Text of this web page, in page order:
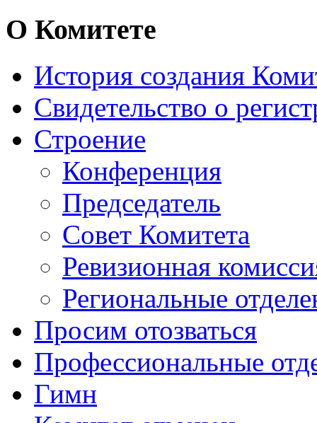
О Комитете
История создания
Свидетельство о
Строение
Конференция
Председатель
Совет Комитета
Ревизионная
Региональные
Просим отозваться
Профессиональные
Гимн